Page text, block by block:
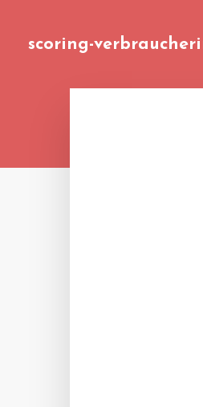
scoring-